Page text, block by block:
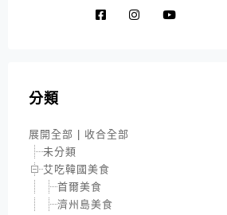
分類
展開全部 | 收合全部
未分類
艾吃韓國美食
首爾美食
濟州島美食